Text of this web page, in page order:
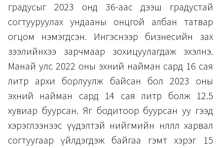
градусыг 2023 онд 36-аас дээш градустай
согтууруулах ундааны онцгой албан татвар
огцом нэмэгдсэн. Ингэснээр бизнесийн зах
зээлийнхээ зарчмаар зохицуулагдаж эхэлнэ.
Манай улс 2022 оны эхний найман сард 16 сая
литр архи борлуулж байсан бол 2023 оны
эхний найман сард 14 сая литр болж 12.5
хувиар буурсан. Яг бодитоор буурсан уу гээд
хэрэглээнээс үүдэлтэй нийгмийн нөлөөллөө харвал
согтуугаар үйлдэгдэж байгаа гэмт хэрэг 15